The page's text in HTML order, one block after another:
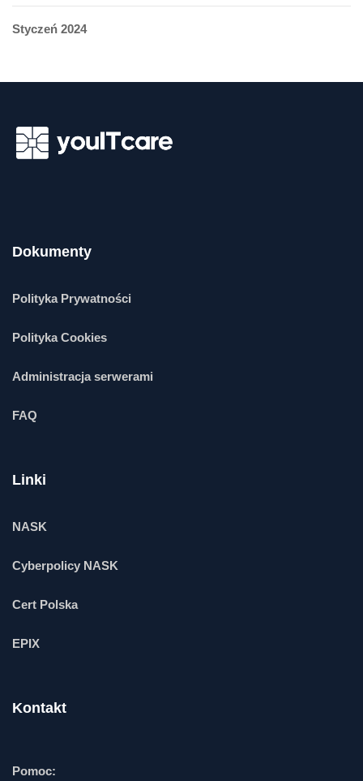
Styczeń 2024
Dokumenty
Polityka Prywatności
Polityka Cookies
Administracja serwerami
FAQ
Linki
NASK
Cyberpolicy NASK
Cert Polska
EPIX
Kontakt
Pomoc: